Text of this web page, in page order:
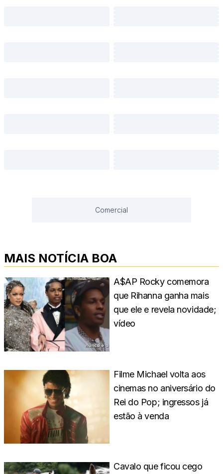
Comercial
MAIS NOTÍCIA BOA
A$AP Rocky comemora
que Rihanna ganha mais
que ele e revela novidade;
vídeo
Filme Michael volta aos
cinemas no aniversário do
Rei do Pop; ingressos já
estão à venda
Cavalo que ficou cego